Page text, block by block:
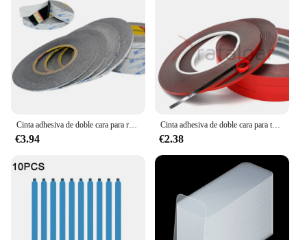
€3.94
Cinta adhesiva de doble cara para teléfono móvil, película roja, negra, reparación de pantalla táctil LCD, 10m, 20m, 2/3/4/5/8/10/15mm
€2.38